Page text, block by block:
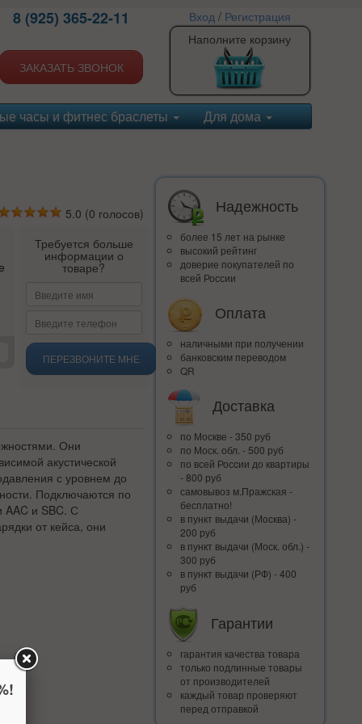
8 (925) 365-22-11
ЗАКАЗАТЬ ЗВОНОК
Вход/ Регистрация
Наполните корзину
часы и фитнес браслеты Для дома
5.0 (0 голосов)
Требуется больше
информации о
товаре?
ПЕРЕЗВОНИТЕ МНЕ
Они
акустической
с уровнем до
Подключаются по
AAC и SBC. С
от кейса, они
Надежность
более 15 лет на рынке
высокий рейтинг
доверие покупателей по
всей России
Оплата
наличными при получении
банковским переводом
QR
Доставка
по Москве - 350 руб
по Моск. обл. - 500 руб
по всей Росcии до квартиры
- 800 руб
самовывоз м.Пражская -
бесплатно!
в пункт выдачи (Москва) -
200 руб
в пункт выдачи (Моск. обл.) -
300 руб
в пункт выдачи (РФ) - 400
руб
Гарантии
гарантия качества товара
только подлинные товары
от производителей
каждый товар проверяют
перед отправкой